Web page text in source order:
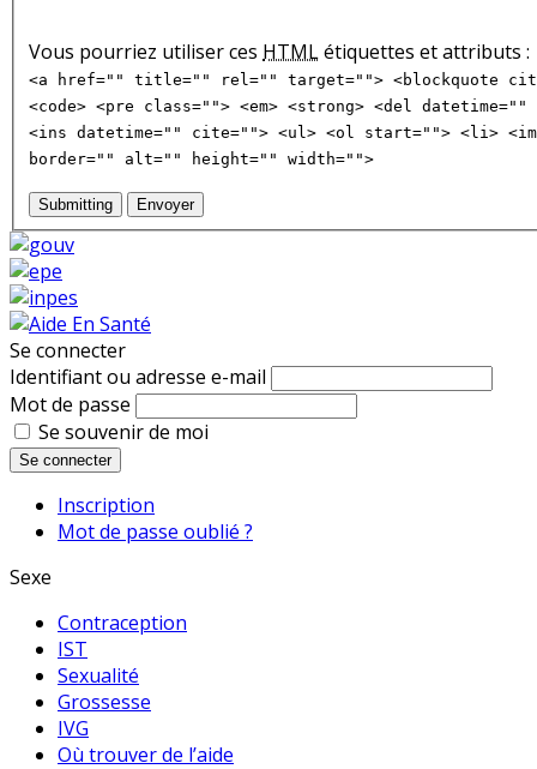
Vous pourriez utiliser ces HTMLétiquettes et attributs :
<a href="" title="" rel="" target=""> <blockquote
<code> <pre class=""> <em> <strong> <del
<ins datetime="" cite=""> <ul> <ol start=""> <li>
border="" alt="" height="" width="">
Submitting Envoyer
Se connecter
Identifiant ou adresse e-mail
Mot de passe
Se souvenir de moi
Se connecter
Inscription
Mot de passe oublié ?
Sexe
Contraception
IST
Sexualité
Grossesse
IVG
Où trouver de l’aide